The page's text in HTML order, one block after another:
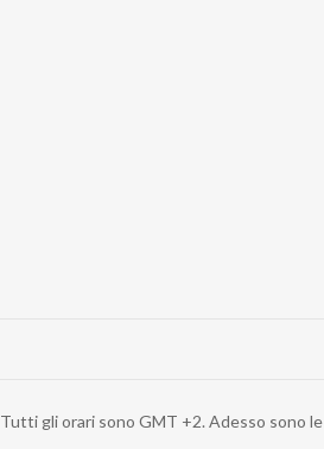
Tutti gli orari sono GMT +2. Adesso sono le